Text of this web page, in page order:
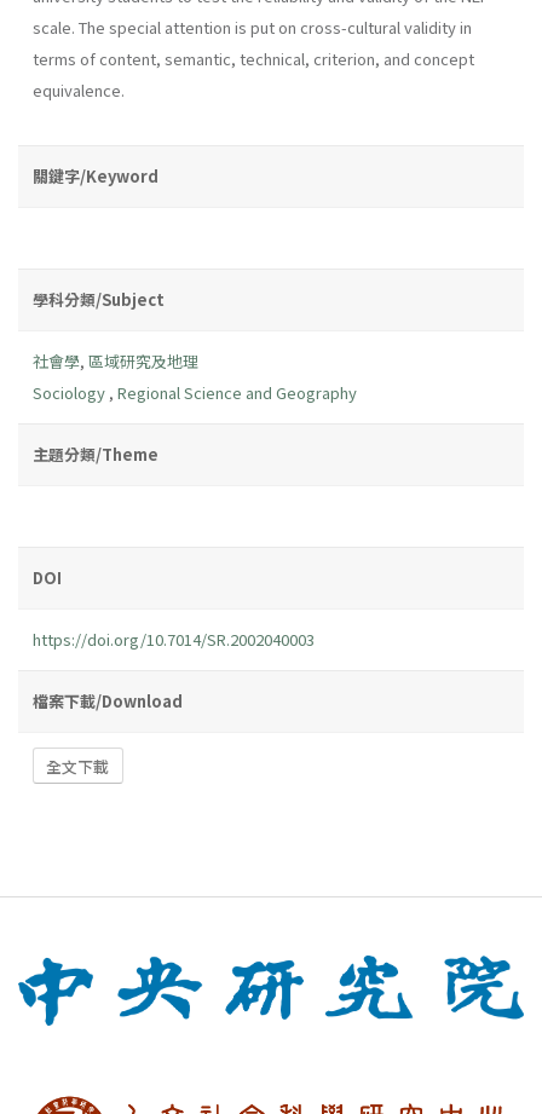
scale. The special attention is put on cross-cultural validity in
terms of content, semantic, technical, criterion, and concept
equivalence.
關鍵字/Keyword
學科分類/Subject
社會學, 區域研究及地理
Sociology , Regional Science and Geography
主題分類/Theme
DOI
https://doi.org/10.7014/SR.2002040003
檔案下載/Download
全文下載